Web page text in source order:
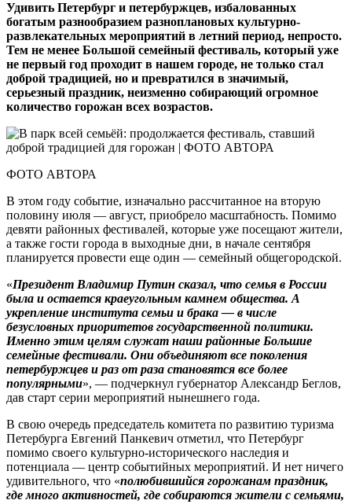
​Удивить Петербург и петербуржцев, избалованных
богатым разнообразием разноплановых культурно-
развлекательных мероприятий в летний период, непросто.
Тем не менее Большой семейный фестиваль, который уже
не первый год проходит в нашем городе, не только стал
доброй традицией, но и превратился в значимый,
серьезный праздник, неизменно собирающий огромное
количество горожан всех возрастов.
ФОТО АВТОРА
В этом году событие, изначально рассчитанное на вторую
половину июля — август, приобрело масштабность. Помимо
девяти районных фестивалей, которые уже посещают жители,
а также гости города в выходные дни, в начале сентября
планируется провести еще один — семейный общегородской.
«Президент Владимир Путин сказал, что семья в России
была и остается краеугольным камнем общества. А
укрепление института семьи и брака — в числе
безусловных приоритетов государственной политики.
Именно этим целям служат наши районные Большие
семейные фестивали. Они объединяют все поколения
петербуржцев и раз от раза становятся все более
популярными», — подчеркнул губернатор Александр Беглов,
дав старт серии мероприятий нынешнего года.
В свою очередь председатель комитета по развитию туризма
Петербурга Евгений Панкевич отметил, что Петербург
помимо своего культурно-исторического наследия и
потенциала — центр событийных мероприятий. И нет ничего
удивительного, что «полюбившийся горожанам праздник,
где много активностей, где собираются жители с семьями,